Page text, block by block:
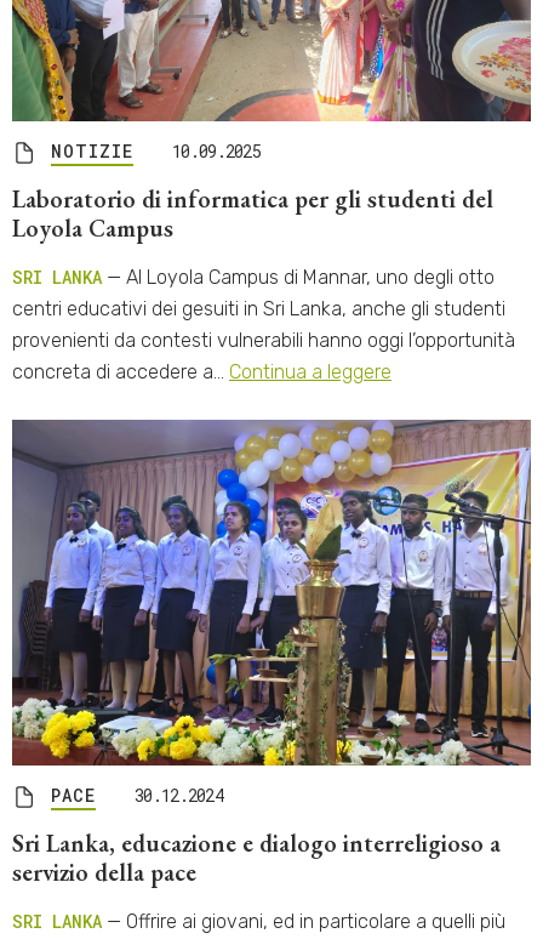
NOTIZIE 10.09.2025
Laboratorio di informatica per gli studenti del
Loyola Campus
SRI LANKA — Al Loyola Campus di Mannar, uno degli otto
centri educativi dei gesuiti in Sri Lanka, anche gli studenti
provenienti da contesti vulnerabili hanno oggi l’opportunità
concreta di accedere a… Continua a leggere
PACE 30.12.2024
Sri Lanka, educazione e dialogo interreligioso a
servizio della pace
SRI LANKA — Offrire ai giovani, ed in particolare a quelli più